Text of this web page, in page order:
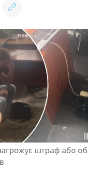
штраф або